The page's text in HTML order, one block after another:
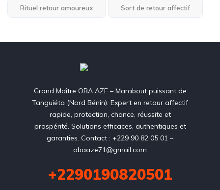
Rituel retour amoureux Sort de retour affectif
Grand Maître OBA AZE – Marabout puissant de
Tanguiéta (Nord Bénin). Expert en retour affectif
rapide, protection, chance, réussite et
prospérité. Solutions efficaces, authentiques et
garanties. Contact : +229 90 82 05 01 –
obaaze71@gmail.com
+2290190820501